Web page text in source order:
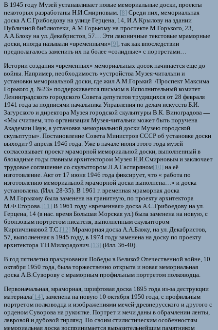
В 1945 году Музей устанавливает новые мемориальные доски, проекты
некоторых разработаны Н.И.Смирновым. [8] Среди них, мемориальная
доска А.С.Грибоедову на улице Герцена, 14, И.А.Крылову на здании
Публичной библиотеки, А.М.Горькому на проспекте М.Горького, 23,
А.А.Блоку на ул. Декабристов, 57… Эти лаконичные текстовые мраморные
доски, иногда называли «временными»[9] , так как впоследствии
предполагалось заменить их на более «солидные» с портретами…
Истории создания «временных» мемориальных досок начинается еще до
войны. Например, необходимость «устройства Музея-читальни и
установки мемориальной доски, где жил А.М.Горький /Проспект Максима
Горького д. №23» поддерживается письмом в Исполнительный комитет
Ленинградского городского Совета депутатов трудящихся от 28 февраля
1941 года за подписями начальника Управления по делам искусств Б.И.
Загурского и директора Музея городской скульптуры В.К. Виноградова —
«Мы считаем, что организация Музея-читальни может быть поручена
Академии Наук, а установка мемориальной доски Музею городской
скульптуры». Постановление Совета Министров СССР об установке доски
выходит 9 апреля 1946 года. Уже в начале июня этого года музей
согласовывает проект мраморной мемориальной доски, выполненный в
блокадные годы главным архитектором Музея Н.И.Смирновым и заключает
трудовое соглашение со скульптором Л.А.Гаспаряном[10] на её
изготовление. Акт от 17 июня 1946 года фиксирует, что « работа по
изготовлению мемориальной мраморной доски выполнена…» и доска
установлена. (Илл. 28-35). В 1961 г. временная мраморная доска
А.М.Горькому была заменена на гранитную, по проекту архитектора
М.Ф.Егорова. [11] В 1961 году «временная» доска А.С.Грибоедову на ул.
Герцена, 14 (в нас. время Большая Морская ул.) была заменена на новую, с
бронзовым портретом писателя, выполненным скульптором
Кирпичниковой Т.С. [12] Мраморная доска А.А.Блоку, на ул. Декабристов,
57, выполненная в 1945 году, в 1974 году заменена на доску по проекту
архитектора Т.Н.Милорадович. [13] (Илл. 36-40).
В год пятилетия празднования Победы в Великой Отечественной войне, 10
октября 1950 года, была торжественно открыта и новая мемориальная
доска А.В.Суворову с мраморным профильным портретом полководца.
Первоначальная, мраморная, шрифтовая доска 1895 года из-за деструкции
материала[14] , заменена на новую 10 октября 1950 года, с профильным
портретом полководца и изображениями мечей-древнерусского и другого с
орденом Суворова на рукоятке. Портрет и мечи даны в обрамлении ленты,
лавровой и дубовой гирлянд. По своим стилистическим особенностям
мемориальная доска воспринимается выразительнейшим памятником